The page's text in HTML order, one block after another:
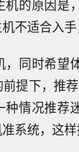
的原因是
不适合入手
，同时希望
提下，推
情况推荐
系统，这样